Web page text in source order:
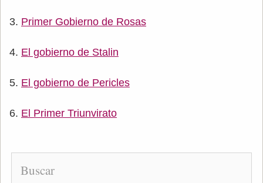
Primer Gobierno de Rosas
El gobierno de Stalin
El gobierno de Pericles
El Primer Triunvirato
Buscar